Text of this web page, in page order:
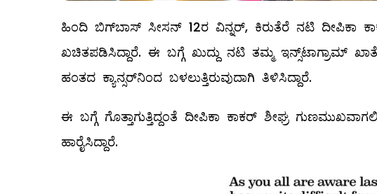
ಹಿಂದಿ ಬಿಗ್​ಬಾಸ್​ ಸೀಸನ್ 12ರ ವಿನ್ನರ್​, ಕಿರುತೆರೆ ನಟಿ ದೀಪಿಕಾ
ಖಚಿತಪಡಿಸಿದ್ದಾರೆ. ಈ ಬಗ್ಗೆ ಖುದ್ದು ನಟಿ ತಮ್ಮ ಇನ್ಸ್​ಟಾಗ್ರಾಮ್​
ಹಂತದ ಕ್ಯಾನ್ಸರ್‌ನಿಂದ ಬಳಲುತ್ತಿರುವುದಾಗಿ ತಿಳಿಸಿದ್ದಾರೆ.
ಈ ಬಗ್ಗೆ ಗೊತ್ತಾಗುತ್ತಿದ್ದಂತೆ ದೀಪಿಕಾ ಕಾಕರ್ ಶೀಘ್ರ
ಹಾರೈಸಿದ್ದಾರೆ.